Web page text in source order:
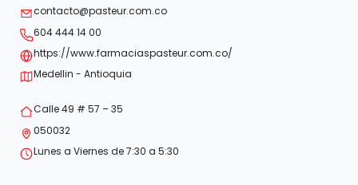
contacto@pasteur.com.co
604 444 14 00
https://www.farmaciaspasteur.com.co/
Medellin - Antioquia
Calle 49 # 57 – 35
050032
Lunes a Viernes de 7:30 a 5:30